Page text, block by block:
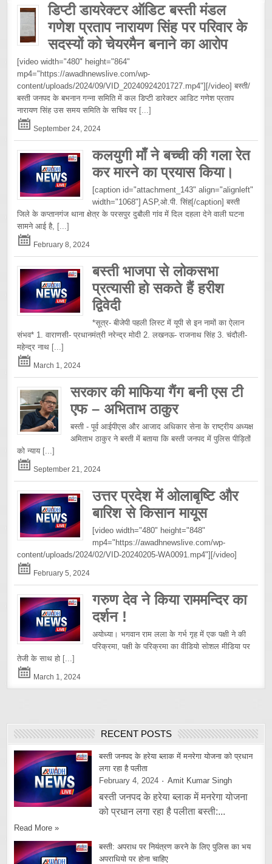
डिप्टी डायरेक्टर ऑडिट बस्ती मंडल
गणेश प्रताप नारायण सिंह पर परिवार के
सदस्यों को चेयरमैन बनाने का आरोप
[video width="480" height="864"
mp4="https://awadhnewslive.com/wp-
content/uploads/2024/09/VID_20240924201727.mp4"][/video] बस्ती/
बस्ती जनपद के बभनान गन्ना समिति में कल डिप्टी डारेक्टर आडिट गणेश प्रताप
नारायण सिंह उस समय समिति के सचिव पर [...]
September 24, 2024
कलयुगी माँ ने बच्ची की गला रेत
कर मारने का प्रयास किया।
[caption id="attachment_143" align="alignleft"
width="1068"] ASP,ओ.पी. सिंह[/caption] बस्ती
जिले के कप्तानगंज थाना क्षेत्र के परसपुर दुबौली गांव में दिल दहला देने वाली घटना
सामने आई है, [...]
February 8, 2024
बस्ती भाजपा से लोकसभा
प्रत्यासी हो सकते हैं हरीश
द्विवेदी
*सूत्र- बीजेपी पहली लिस्ट में यूपी से इन नामों का ऐलान
संभव* 1. वाराणसी- प्रधानमंत्री नरेन्द्र मोदी 2. लखनऊ- राजनाथ सिंह 3. चंदौली-
महेन्द्र नाथ [...]
March 1, 2024
सरकार की माफिया गैंग बनी एस टी
एफ – अभिताभ ठाकुर
बस्ती - पूर्व आईपीएस और आजाद अधिकार सेना के राष्ट्रीय अध्यक्ष
अमिताभ ठाकुर ने बस्ती में बताया कि बस्ती जनपद में पुलिस पीड़ितों
को न्याय [...]
September 21, 2024
उत्तर प्रदेश में ओलाबृष्टि और
बारिश से किसान मायूस
[video width="480" height="848"
mp4="https://awadhnewslive.com/wp-
content/uploads/2024/02/VID-20240205-WA0091.mp4"][/video]
February 5, 2024
गरुण देव ने किया राममन्दिर का
दर्शन !
अयोध्या। भगवान राम लला के गर्भ गृह में एक पक्षी ने की
परिक्रमा, पक्षी के परिक्रमा का वीडियो सोशल मीडिया पर
तेजी के साथ हो [...]
March 1, 2024
RECENT POSTS
बस्ती जनपद के हरेया ब्लाक में मनरेगा योजना को प्रधान
लगा रहा है पलीता
February 4, 2024
Amit Kumar Singh
बस्ती जनपद के हरेया ब्लाक में मनरेगा योजना
को प्रधान लगा रहा है पलीता बस्ती:...
Read More »
बस्ती: अपराध पर नियंत्रण करने के लिए पुलिस का भय
अपराधियो पर होना चाहिए